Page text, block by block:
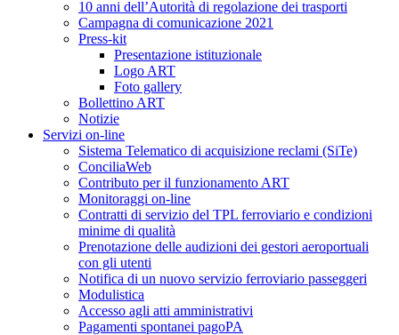
10 anni dell’Autorità di regolazione dei trasporti
Campagna di comunicazione 2021
Press-kit
Presentazione istituzionale
Logo ART
Foto gallery
Bollettino ART
Notizie
Servizi on-line
Sistema Telematico di acquisizione reclami (SiTe)
ConciliaWeb
Contributo per il funzionamento ART
Monitoraggi on-line
Contratti di servizio del TPL ferroviario e condizioni
minime di qualità
Prenotazione delle audizioni dei gestori aeroportuali
con gli utenti
Notifica di un nuovo servizio ferroviario passeggeri
Modulistica
Accesso agli atti amministrativi
Pagamenti spontanei pagoPA